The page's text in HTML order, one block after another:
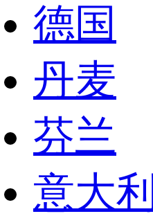
德国
丹麦
芬兰
意大利